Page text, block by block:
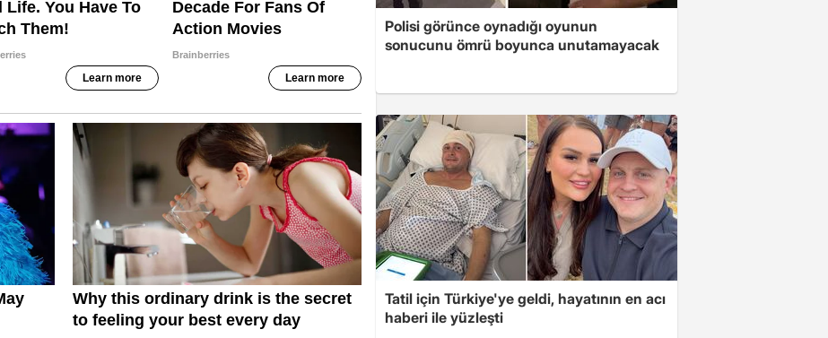
Polisi görünce oynadığı oyunun
sonucunu ömrü boyunca unutamayacak
Tatil için Türkiye'ye geldi, hayatının en acı
haberi ile yüzleşti